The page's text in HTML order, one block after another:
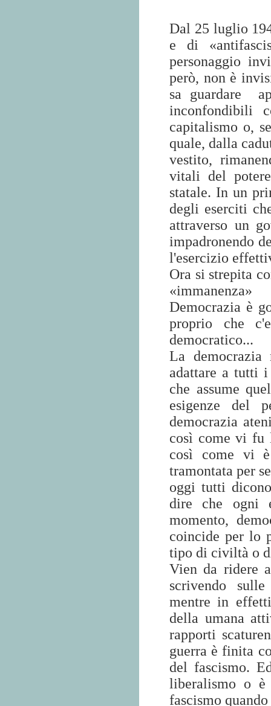
Dal 25 luglio
e di
personaggio
però, non è
sa guardare
inconfondibili
capitalismo o,
quale, dalla
vestito,
vitali del
statale. In un
degli eserciti
attraverso un
impadronendo
l'esercizio
Ora si strepita
Democrazia è
proprio che
democratico...
La
adattare a tutti i
che assume
esigenze del
democrazia
così come vi fu
così come vi
tramontata per
oggi tutti
dire che ogni
momento,
coincide per lo
tipo di civiltà o
Vien da ridere
scrivendo
mentre in
della umana
rapporti
guerra è finita
del fascismo.
liberalismo o
fascismo